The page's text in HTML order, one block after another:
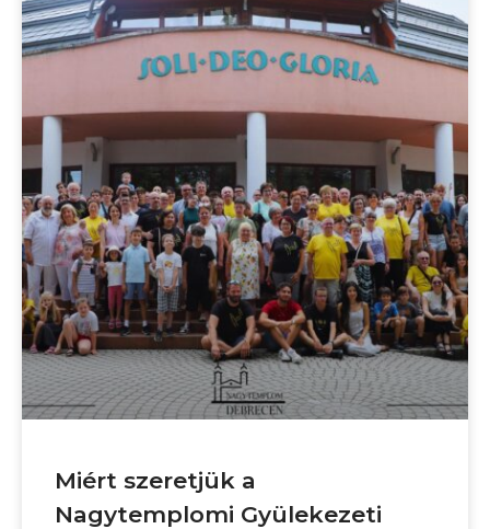
Miért szeretjük a
Nagytemplomi Gyülekezeti